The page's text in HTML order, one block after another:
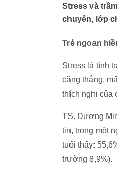
Stress và
chuyên, lớp
Trẻ ngoan
Stress là tình
căng thẳng,
thích nghi của
TS. Dương
tin, trong một
tuổi thấy:
trường 8,9%).